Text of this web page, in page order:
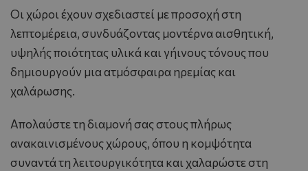
Οι χώροι έχουν σχεδιαστεί με προσοχή στη
λεπτομέρεια, συνδυάζοντας μοντέρνα αισθητική,
υψηλής ποιότητας υλικά και γήινους τόνους που
δημιουργούν μια ατμόσφαιρα ηρεμίας και
χαλάρωσης.
Απολαύστε τη διαμονή σας στους πλήρως
ανακαινισμένους χώρους, όπου η κομψότητα
συναντά τη λειτουργικότητα και χαλαρώστε στη